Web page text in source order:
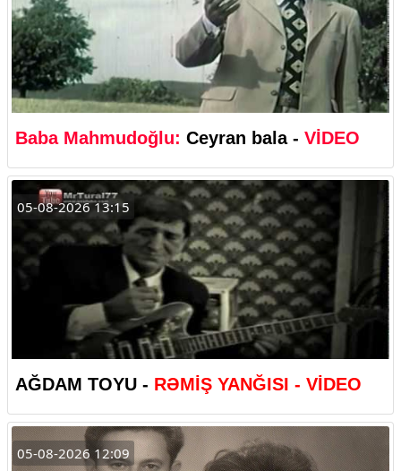
Baba Mahmudoğlu: Ceyran bala - VİDEO
05-08-2026 13:15
AĞDAM TOYU - RƏMİŞ YANĞISI - VİDEO
05-08-2026 12:09